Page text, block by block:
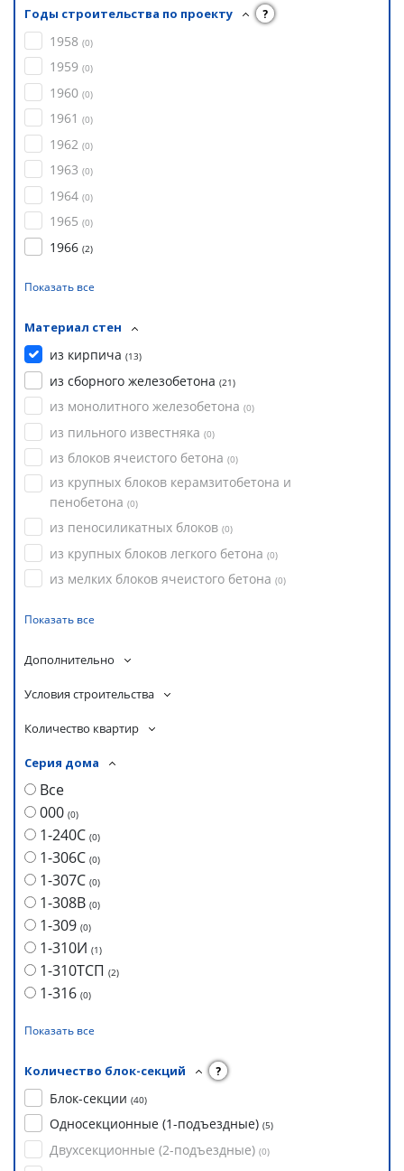
Годы строительства по проекту ?
1958 (0)
1959 (0)
1960 (0)
1961 (0)
1962 (0)
1963 (0)
1964 (0)
1965 (0)
1966 (2)
Показать все
Материал стен
из кирпича (13)
из сборного железобетона (21)
из монолитного железобетона (0)
из пильного известняка (0)
из блоков ячеистого бетона (0)
из крупных блоков керамзитобетона и
пенобетона (0)
из пеносиликатных блоков (0)
из крупных блоков легкого бетона (0)
из мелких блоков ячеистого бетона (0)
Показать все
Дополнительно
Условия строительства
Количество квартир
Серия дома
Все
000 (0)
1-240С (0)
1-306С (0)
1-307С (0)
1-308В (0)
1-309 (0)
1-310И (1)
1-310ТСП (2)
1-316 (0)
Показать все
Количество блок-секций ?
Блок-секции (40)
Односекционные (1-подъездные) (5)
Двухсекционные (2-подъездные) (0)